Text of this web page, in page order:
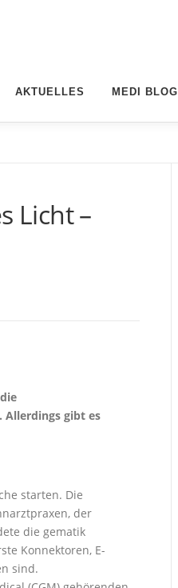
AKTUELLES MEDI BLOG
Licht –
Allerdings gibt es
starten. Die
der
die gematik
Konnektoren, E-
sind.